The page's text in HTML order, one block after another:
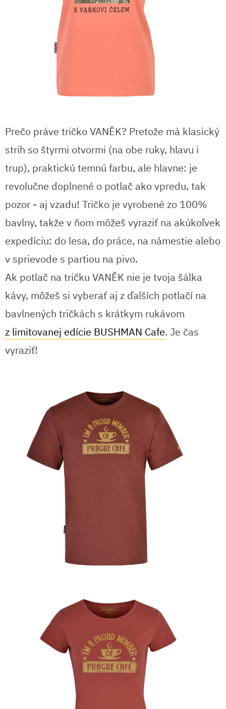
Prečo práve tričko VANĚK? Pretože má klasický
strih so štyrmi otvormi (na obe ruky, hlavu i
trup), praktickú temnú farbu, ale hlavne: je
revolučne doplnené o potlač ako vpredu, tak
pozor - aj vzadu! Tričko je vyrobené zo 100%
bavlny, takže v ňom môžeš vyraziť na akúkoľvek
expedíciu: do lesa, do práce, na námestie alebo
v sprievode s partiou na pivo.
Ak potlač na tričku VANĚK nie je tvoja šálka
kávy, môžeš si vyberať aj z ďalších potlačí na
bavlnených tričkách s krátkym rukávom
z limitovanej edície BUSHMAN Cafe. Je čas
vyraziť!